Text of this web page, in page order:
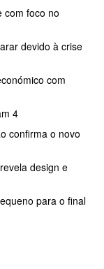
com foco no
devido à crise
com
4
confirma o novo
design e
para o final